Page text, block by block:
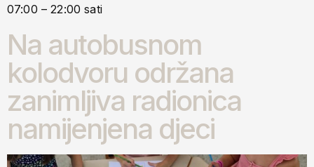
07:00 – 22:00 sati
Na autobusnom
kolodvoru održana
zanimljiva radionica
namijenjena djeci